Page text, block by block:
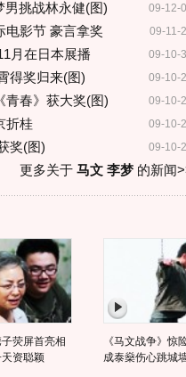
09-12-
男挑战林永健(图)
09-11-
电影节 豪言拿奖
09-10-
月在日本展播
09-10-
得奖归来(图)
09-10-
青春》获大奖(图)
09-10-
折桂
09-10-
奖(图)
更多关于 马文 李梦的新闻
荧屏首亮相
资聪颖
《马文战争》惊
成泰燊伤心跳城